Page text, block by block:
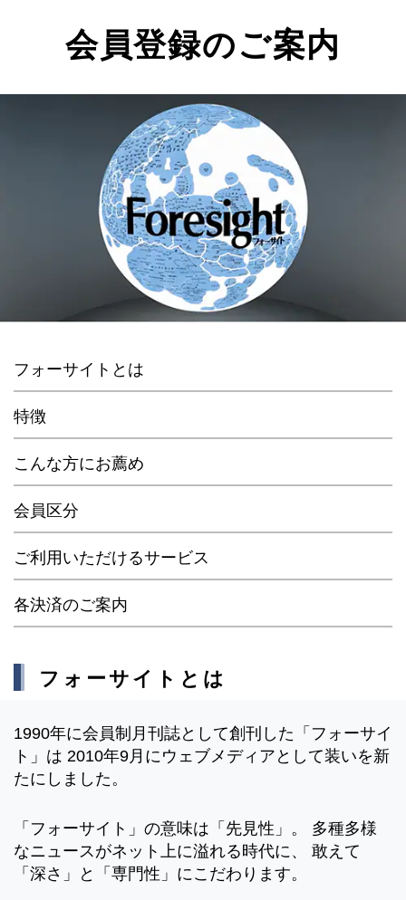
会員登録のご案内
フォーサイトとは
特徴
こんな方にお薦め
会員区分
ご利用いただけるサービス
各決済のご案内
フォーサイトとは
1990年に会員制月刊誌として創刊した「フォーサイ
ト」は 2010年9月にウェブメディアとして装いを新
たにしました。
「フォーサイト」の意味は「先見性」。 多種多様
なニュースがネット上に溢れる時代に、 敢えて
「深さ」と「専門性」にこだわります。